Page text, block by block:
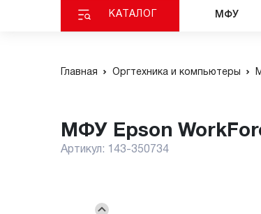
КАТАЛОГ МФУ
Главная Оргтехника и компьютеры
МФУ Epson
Артикул: 143-350734